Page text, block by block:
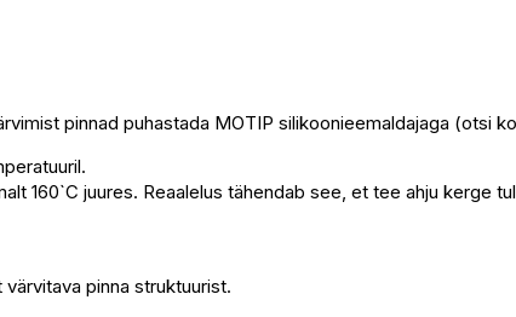
pinnad puhastada MOTIP silikoonieemaldajaga (otsi
160`C juures. Reaalelus tähendab see, et tee ahju kerge
pinna struktuurist.